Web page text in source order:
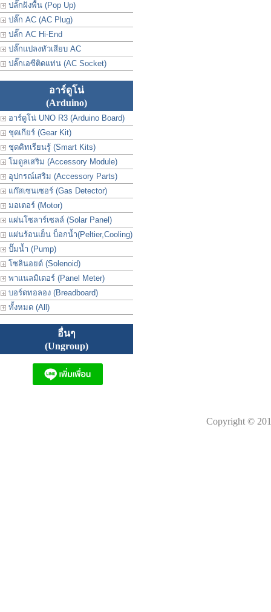
ปลั๊กฝังพื้น (Pop Up)
ปลั๊ก AC (AC Plug)
ปลั๊ก AC Hi-End
ปลั๊กแปลงหัวเสียบ AC
ปลั๊กเอซีติดแท่น (AC Socket)
อาร์ดูโน่
(Arduino)
อาร์ดูโน่ UNO R3 (Arduino Board)
ชุดเกียร์ (Gear Kit)
ชุดคิทเรียนรู้ (Smart Kits)
โมดูลเสริม (Accessory Module)
อุปกรณ์เสริม (Accessory Parts)
แก๊สเซนเซอร์ (Gas Detector)
มอเตอร์ (Motor)
แผ่นโซลาร์เซลล์ (Solar Panel)
แผ่นร้อนเย็น บ็อกน้ำ(Peltier,Cooling)
ปั๊มน้ำ (Pump)
โซลินอยด์ (Solenoid)
พาแนลมิเตอร์ (Panel Meter)
บอร์ดทอลอง (Breadboard)
ทั้งหมด (All)
อื่นๆ
(Ungroup)
Copyright ©